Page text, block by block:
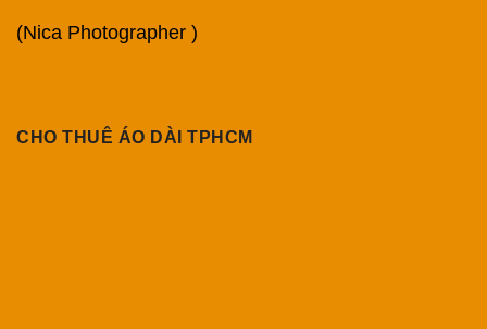
(Nica Photographer )
CHO THUÊ ÁO DÀI TPHCM